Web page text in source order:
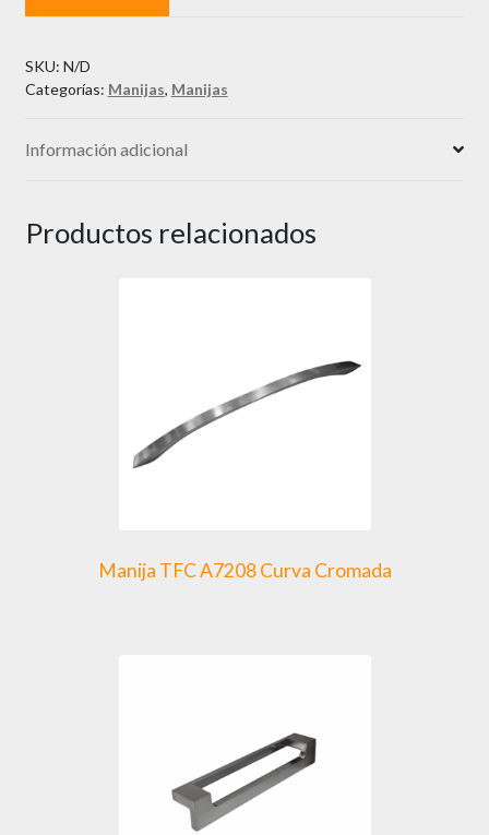
SKU: N/D
Categorías: Manijas, Manijas
Información adicional
Productos relacionados
Manija TFC A7208 Curva Cromada